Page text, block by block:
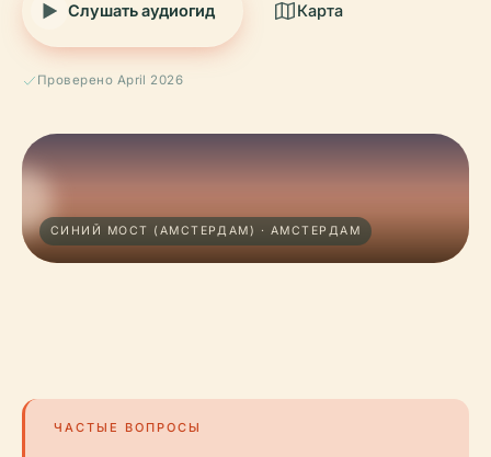
Слушать аудиогид Карта
Проверено April 2026
СИНИЙ МОСТ (АМСТЕРДАМ) · АМСТЕРДАМ
ЧАСТЫЕ ВОПРОСЫ